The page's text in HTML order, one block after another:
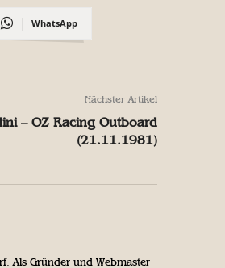
WhatsApp
Nächster Artikel
– OZ Racing Outboard
(21.11.1981)
Als Gründer und Webmaster